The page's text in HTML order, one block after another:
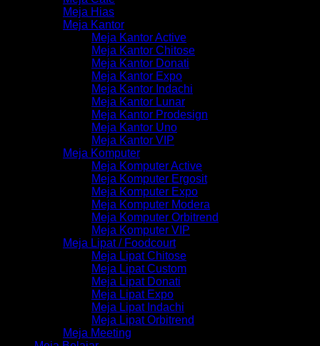
Meja Hias
Meja Kantor
Meja Kantor Active
Meja Kantor Chitose
Meja Kantor Donati
Meja Kantor Expo
Meja Kantor Indachi
Meja Kantor Lunar
Meja Kantor Prodesign
Meja Kantor Uno
Meja Kantor VIP
Meja Komputer
Meja Komputer Active
Meja Komputer Ergosit
Meja Komputer Expo
Meja Komputer Modera
Meja Komputer Orbitrend
Meja Komputer VIP
Meja Lipat / Foodcourt
Meja Lipat Chitose
Meja Lipat Custom
Meja Lipat Donati
Meja Lipat Expo
Meja Lipat Indachi
Meja Lipat Orbitrend
Meja Meeting